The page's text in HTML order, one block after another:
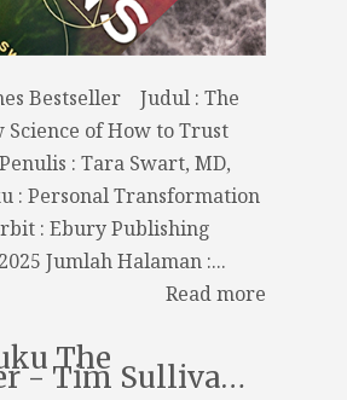
Bestseller Judul : The
Science of How to Trust
: Tara Swart, MD,
: Personal Transformation
: Ebury Publishing
Jumlah Halaman :...
Read more
The
- Tim Sulliva…